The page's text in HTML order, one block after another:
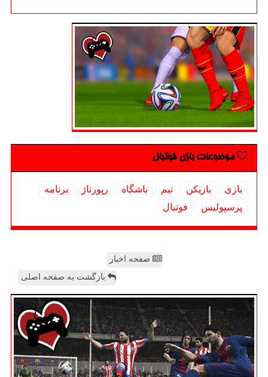
موضوعات بازی فوتبال
بازی بازیكن تیم باشگاه رپورتاژ
برنامه
پرسپولیس
فوتبال
صفحه اخبار
بازگشت به صفحه اصلی